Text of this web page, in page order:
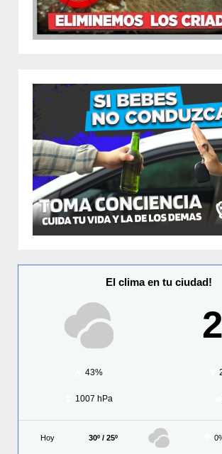
El clima en tu ciudad!
43%
1007 hPa
Hoy 30º / 25º